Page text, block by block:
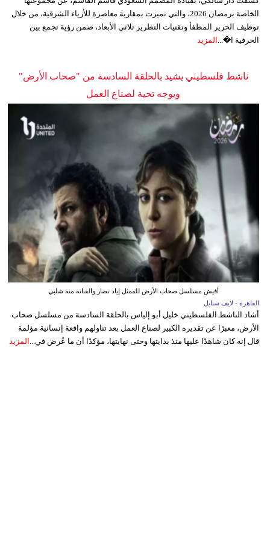
الخاصة برمضان 2026، والتي تميزت بمقاربة معاصرة للأزياء الشرقية، من خلال
توظيف الحرير المطفأ وتقنيات التطريز ثلاثي الأبعاد، ضمن رؤية تجمع بين
الحرفية ا�... المزيد
ناشط فلسطيني يشيد بالحلقة السادسة من "صحاب الأرض"
ويوجه تحية لصناع العمل
أفيش مسلسل صحاب الأرض للممثل إياد نصار والفنانة منة شلبي
القاهرة - لايف ستايل
أشاد الناشط الفلسطيني خليل أبو إلياس بالحلقة السادسة من مسلسل صحاب
الأرض، معبرًا عن تقديره الكبير لصناع العمل بعد تناولهم واقعة إنسانية مؤلمة
قال إنه كان شاهدًا عليها منذ بدايتها وحتى نهايتها، مؤكدًا أن ما عُرض في... المزيد